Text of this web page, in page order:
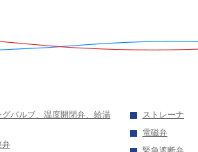
バルブ、温度開閉弁、給湯
弁
ストレーナ
電磁弁